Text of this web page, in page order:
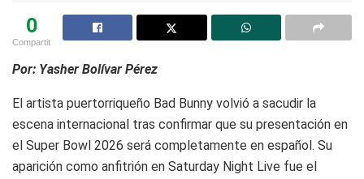
0
Compartit
Por: Yasher Bolívar Pérez
El artista puertorriqueño Bad Bunny volvió a sacudir la
escena internacional tras confirmar que su presentación en
el Super Bowl 2026 será completamente en español. Su
aparición como anfitrión en Saturday Night Live fue el